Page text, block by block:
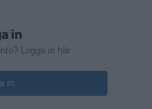
in
Logga in här
in